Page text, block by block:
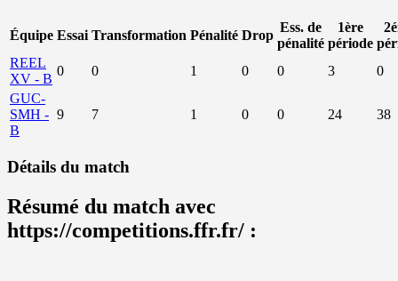
Équipe Essai Transformation Pénalité Drop
Ess. de
pénalité
1ère
période
REEL
XV - B
0 0 1 0 0 3
0
GUC-
SMH -
B
9 7 1 0 0 24 38
Détails du match
Résumé du match avec
https://competitions.ffr.fr/ :